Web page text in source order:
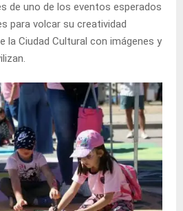
de uno de los eventos esperados
para volcar su creatividad
la Ciudad Cultural con imágenes y